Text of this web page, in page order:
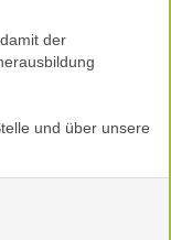
der
und über unsere